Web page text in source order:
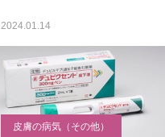
2024.01.14
皮膚の病気（その他）